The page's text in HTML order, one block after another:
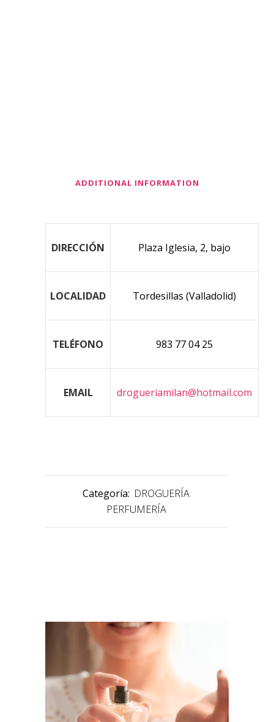
ADDITIONAL INFORMATION
DIRECCIÓN Plaza Iglesia, 2, bajo
LOCALIDAD Tordesillas (Valladolid)
TELÉFONO 983 77 04 25
EMAIL drogueriamilan@hotmail.com
Categoría: DROGUERÍA
PERFUMERÍA